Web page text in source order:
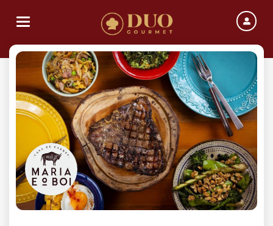
Toggle navigation